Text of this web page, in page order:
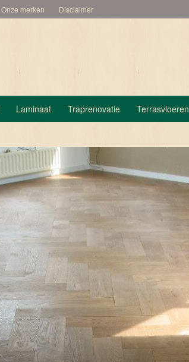
Onze merken Disclaimer
Laminaat Traprenovatie Terrasvloeren